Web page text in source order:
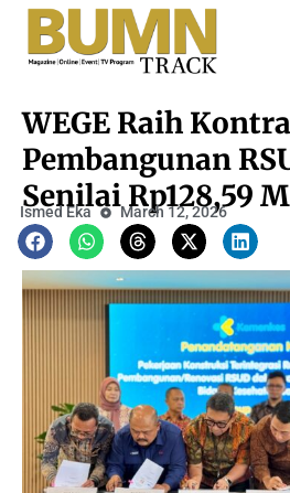
WEGE Raih
Pembangunan
Senilai Rp128,59
Ismed Eka March 12, 2026